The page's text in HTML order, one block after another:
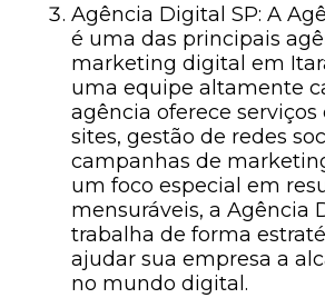
Agência Digital SP: A
é uma das principais
marketing digital em
uma equipe altamente
agência oferece serviços
sites, gestão de redes
campanhas de
um foco especial em
mensuráveis, a Agência
trabalha de forma
ajudar sua empresa a
no mundo digital.